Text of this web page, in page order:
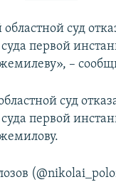
суд
первой
–
суд
первой